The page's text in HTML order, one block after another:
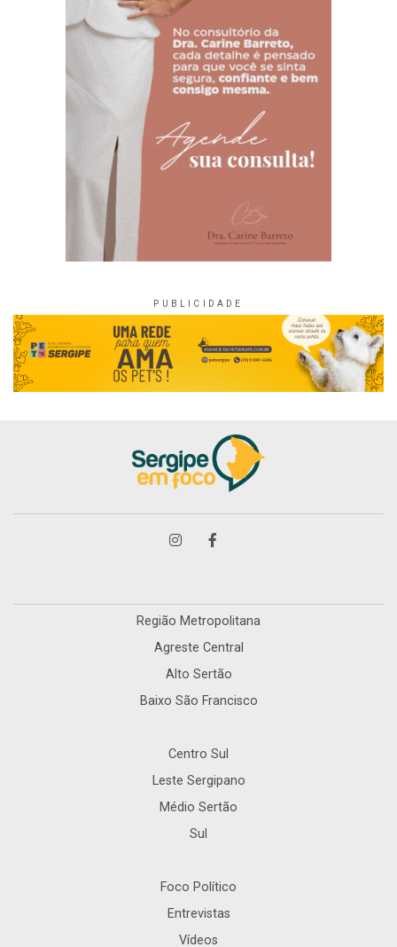
Região Metropolitana
Agreste Central
Alto Sertão
Baixo São Francisco
Centro Sul
Leste Sergipano
Médio Sertão
Sul
Foco Político
Entrevistas
Vídeos